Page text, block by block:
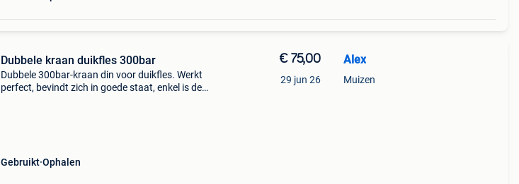
Dubbele kraan duikfles 300bar
Dubbele 300bar-kraan din voor duikfles. Werkt
perfect, bevindt zich in goede staat, enkel is de
Gebruikt Ophalen
€ 75,00
29 jun 26
Alex
Muizen